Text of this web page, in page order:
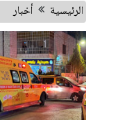
الرئيسية أخبار